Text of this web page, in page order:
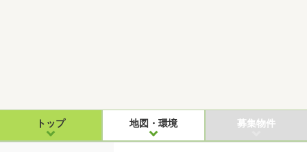
トップ 地図・環境 募集物件